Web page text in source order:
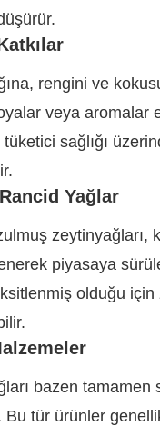
rengini ve
veya aromalar
sağlığı
Yağlar
zeytinyağları,
piyasaya
olduğu için
bazen tamamen
Bu tür ürünler